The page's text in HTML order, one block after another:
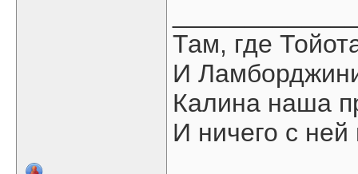
Там, где
И
Калина наша
И ничего с ней